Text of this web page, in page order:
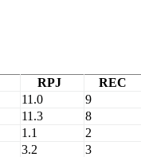
RPJ REC
11.0 9
11.3 8
1.1 2
3.2 3